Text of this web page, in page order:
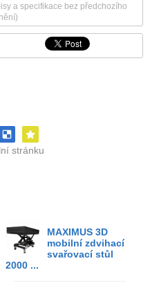
stránku
MAXIMUS 3D
mobilní zdvihací
svařovací stůl
2000 ...
a specifikace bez předchozího